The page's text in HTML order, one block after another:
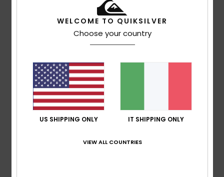
Caratteristiche
Tessuto ecosostenibile:nylon riciclato [175 g/m2]
Tessuto in contrasto nel pannello della spalla: misto
di cotone biologico e nylon riciclato
vestibilità:vestibilità regular
Collo:collo con cappuccio
Maniche:Maniche lunghe
WELCOME TO QUIKSILVER
Choose your country
US SHIPPING ONLY IT SHIPPING ONLY
VIEW ALL COUNTRIES